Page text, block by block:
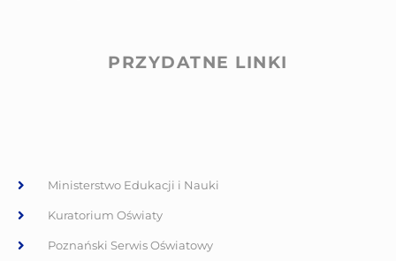
PRZYDATNE LINKI
Ministerstwo Edukacji i Nauki
Kuratorium Oświaty
Poznański Serwis Oświatowy